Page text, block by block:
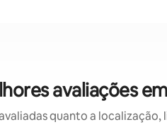
avaliações
quanto a localização,